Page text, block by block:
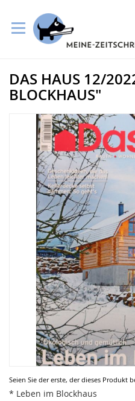
zum
Inhalt
Seien Sie der erste, der dieses Produkt
* Leben im Blockhaus
Zum
Ende
der
Bildergalerie
springen
DAS HAUS 12/
BLOCKHAUS"
Zum
Anfang